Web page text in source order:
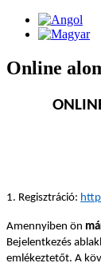
Online
1. Regisztráció:
Amennyiben ön
Bejelentkezés
emlékeztetőt. A